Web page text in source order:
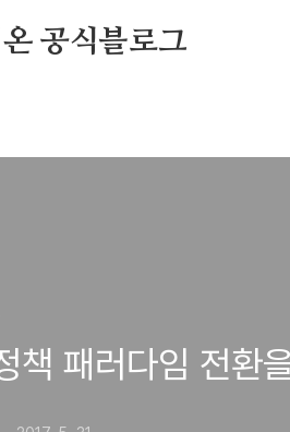
공식블로그
책 패러다임 전환